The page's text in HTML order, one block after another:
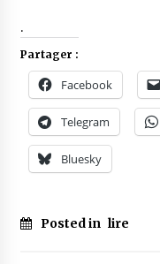
.
Partager :
Facebook
Telegram
Bluesky
Posted in lire